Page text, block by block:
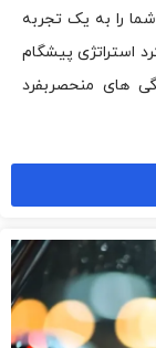
را به یک تجربه
استراتژی پیشگام
های منحصربفرد